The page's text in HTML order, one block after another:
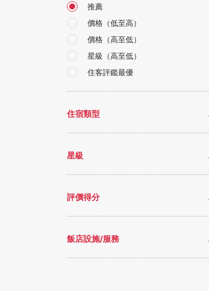
推薦
價格（低至高）
價格（高至低）
星級（高至低）
住客評鑑最優
住宿類型
星級
評價得分
飯店設施/服務